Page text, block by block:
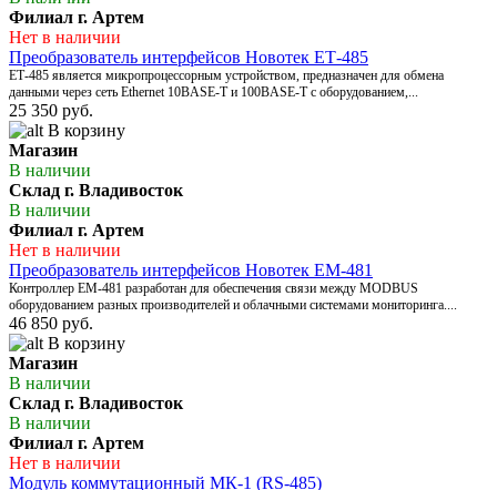
Филиал г. Артем
Нет в наличии
Преобразователь интерфейсов Новотек ЕТ-485
ЕТ-485 является микропроцессорным устройством, предназначен для обмена
данными через сеть Ethernet 10BASE-T и 100BASE-T с оборудованием,...
25 350 руб.
В корзину
Магазин
В наличии
Склад г. Владивосток
В наличии
Филиал г. Артем
Нет в наличии
Преобразователь интерфейсов Новотек EM-481
Контроллер ЕМ-481 разработан для обеспечения связи между MODBUS
оборудованием разных производителей и облачными системами мониторинга....
46 850 руб.
В корзину
Магазин
В наличии
Склад г. Владивосток
В наличии
Филиал г. Артем
Нет в наличии
Модуль коммутационный МК-1 (RS-485)